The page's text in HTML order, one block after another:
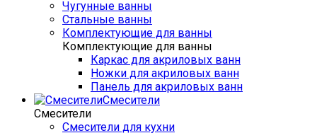
Чугунные ванны
Стальные ванны
Комплектующие для ванны
Комплектующие для ванны
Каркас для акриловых ванн
Ножки для акриловых ванн
Панель для акриловых ванн
Смесители
Смесители
Смесители для кухни